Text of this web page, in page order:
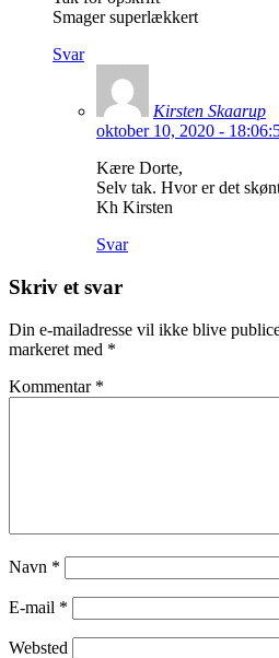
Smager superlækkert
Svar
Kirsten Skaarup
oktober 10, 2020 -
Kære Dorte,
Selv tak. Hvor er det
Kh Kirsten
Svar
Skriv et svar
Din e-mailadresse vil ikke blive
markeret med *
Kommentar *
Navn *
E-mail *
Websted